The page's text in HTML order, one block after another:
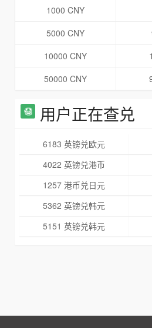
1000 CNY
5000 CNY
10000 CNY
50000 CNY
用户正在查兑
6183 英镑兑欧元
4022 英镑兑港币
1257 港币兑日元
5362 英镑兑韩元
5151 英镑兑韩元